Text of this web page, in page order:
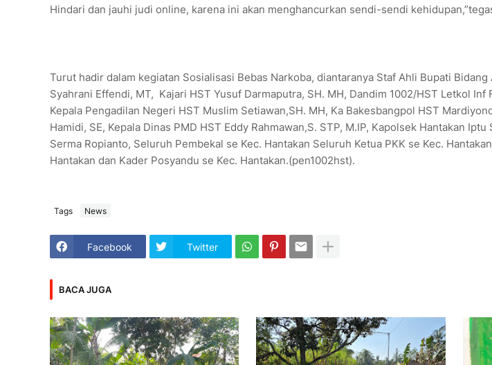
Hindari dan jauhi judi online, karena ini akan menghancurkan sendi-sendi
Turut hadir dalam kegiatan Sosialisasi Bebas Narkoba, diantaranya Staf Ahli Bupati
Syahrani Effendi, MT, Kajari HST Yusuf Darmaputra, SH. MH, Dandim 1002/HST Letkol Inf
Kepala Pengadilan Negeri HST Muslim Setiawan,SH. MH, Ka Bakesbangpol HST
Hamidi, SE, Kepala Dinas PMD HST Eddy Rahmawan,S. STP, M.IP, Kapolsek Hantakan
Serma Ropianto, Seluruh Pembekal se Kec. Hantakan Seluruh Ketua PKK se Kec.
Hantakan dan Kader Posyandu se Kec. Hantakan.(pen1002hst).
Tags News
Facebook Twitter
BACA JUGA